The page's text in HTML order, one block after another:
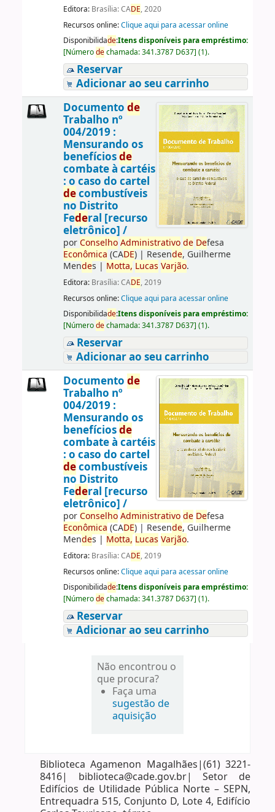
Editora: Brasília: CADE, 2020
Recursos online:Clique aqui para acessar online
Disponibilidade:Itens disponíveis para empréstimo:
[Númerodechamada:341.3787 D637] (1).
Reservar
Adicionar ao seu carrinho
Documento de
Trabalho nº
004/2019 :
Mensurando os
benefíciosde
combate à cartéis
: o caso do cartel
decombustíveis
no Distrito
Federal [recurso
eletrônico] /
porConselho Administrativo de Defesa
Econômica (CADE)| Resende, Guilherme
Mendes | Motta, Lucas Varjão.
Editora: Brasília: CADE, 2019
Recursos online:Clique aqui para acessar online
Disponibilidade:Itens disponíveis para empréstimo:
[Númerodechamada:341.3787 D637] (1).
Reservar
Adicionar ao seu carrinho
Documento de
Trabalho nº
004/2019 :
Mensurando os
benefíciosde
combate à cartéis
: o caso do cartel
decombustíveis
no Distrito
Federal [recurso
eletrônico] /
porConselho Administrativo de Defesa
Econômica (CADE)| Resende, Guilherme
Mendes | Motta, Lucas Varjão.
Editora: Brasília: CADE, 2019
Recursos online:Clique aqui para acessar online
Disponibilidade:Itens disponíveis para empréstimo:
[Númerodechamada:341.3787 D637] (1).
Reservar
Adicionar ao seu carrinho
Não encontrou o
que procura?
Faça uma
sugestão de
aquisição
Biblioteca Agamenon Magalhães|(61) 3221-
8416| biblioteca@cade.gov.br| Setor de
Edifícios de Utilidade Pública Norte – SEPN,
Entrequadra 515, Conjunto D, Lote 4, Edifício